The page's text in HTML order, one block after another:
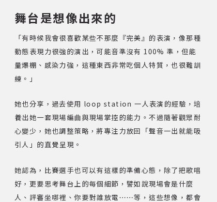
舞台是想像出來的
「有時候我會很喜歡某些不那麼『完美』的表演，像那種
動態表現力很強的演出，可能音準沒有 100% 準，但能
量爆棚、感染力強，這種東西非常吃個人特質，也很難訓
練。」
她也分享，過去使用 loop station 一人表演的經驗，培
養出她一套現場編曲與現場掌控的能力。不過隨著觀眾耐
心變少，她也調整策略，將專注力放回「聲音一出就能吸
引人」的直覺呈現。
她認為，比賽選手也可以有這樣的準備心態，除了把歌唱
好，更要思考舞台上的每個細節，譬如說現場會是什麼
人、評審坐哪裡、你要對誰放電⋯⋯等，這些想像，都會